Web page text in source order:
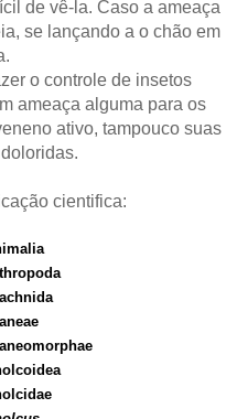
de vê-la. Caso a ameaça
se lançando a o chão em
o controle de insetos
ameaça alguma para os
ativo, tampouco suas
cientifica: